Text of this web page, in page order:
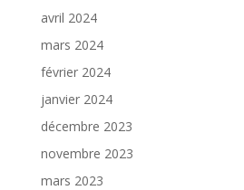
avril 2024
mars 2024
février 2024
janvier 2024
décembre 2023
novembre 2023
mars 2023